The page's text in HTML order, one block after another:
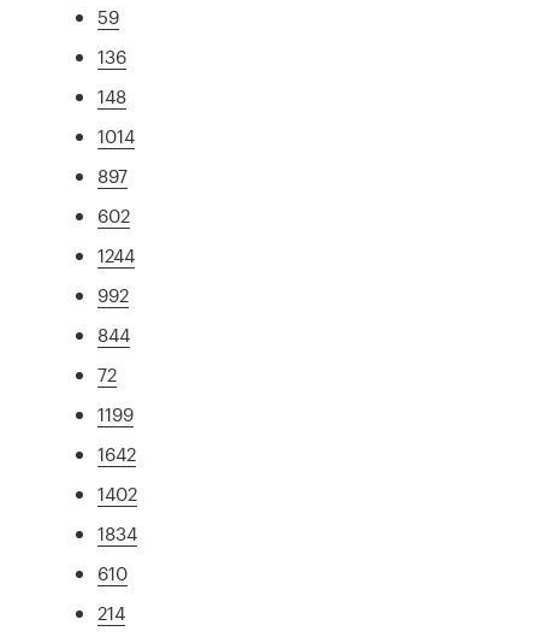
59
136
148
1014
897
602
1244
992
844
72
1199
1642
1402
1834
610
214